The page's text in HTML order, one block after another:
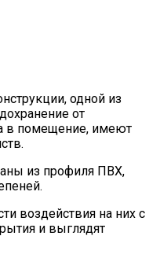
одной из
от
в помещение, имеют
из профиля ПВХ,
воздействия на них с
и выглядят